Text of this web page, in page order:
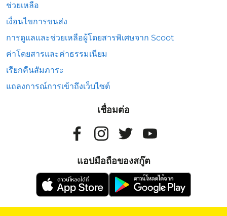
ช่วยเหลือ
เงื่อนไขการขนส่ง
การดูแลและช่วยเหลือผู้โดยสารพิเศษจาก Scoot
ค่าโดยสารและค่าธรรมเนียม
เรียกคืนสัมภาระ
แถลงการณ์การเข้าถึงเว็บไซต์
เชื่อมต่อ
แอปมือถือของสกู๊ต